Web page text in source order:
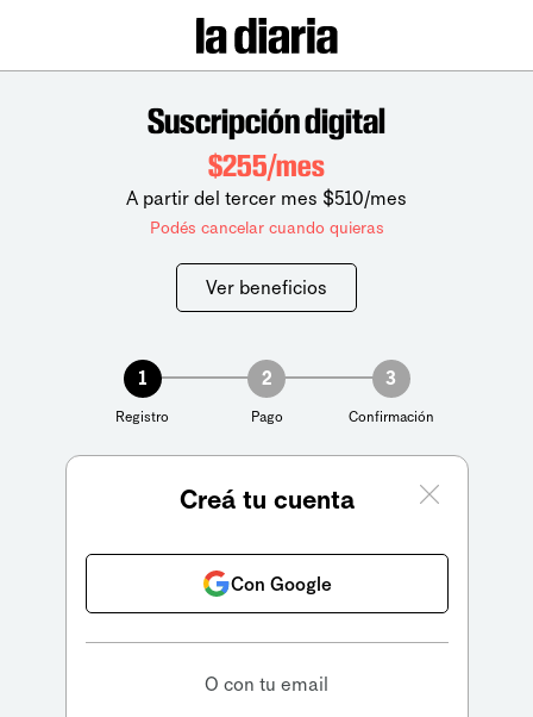
Suscripción digital
$255/mes
A partir del tercer mes $510/mes
Podés cancelar cuando quieras
Ver beneficios
1
Registro
2
Pago
3
Confirmación
Creá tu cuenta
Con Google
O con tu email